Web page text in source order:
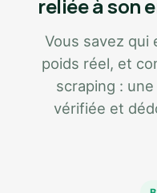
reliée à son
Vous savez qui
poids réel, et
scraping :
vérifiée et